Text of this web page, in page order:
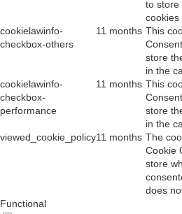
store
in the
cookielawinfo-
checkbox-
11 months This
store
in the
viewed_cookie_policy 11 months The
Cookie
store
does
Functional cookies help to perform
the content of the website on social
feedbacks, and other third-party features.